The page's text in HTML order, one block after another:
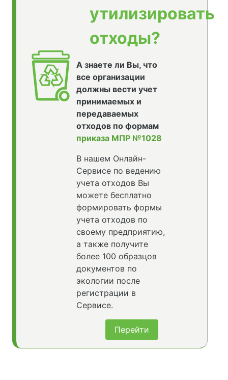
утилизировать
отходы?
А знаете ли Вы, что
все организации
должны вести учет
принимаемых и
передаваемых
отходов по формам
приказа МПР №1028
В нашем Онлайн-
Сервисе по ведению
учета отходов Вы
можете бесплатно
формировать формы
учета отходов по
своему предприятию,
а также получите
более 100 образцов
документов по
экологии после
регистрации в
Сервисе.
Перейти